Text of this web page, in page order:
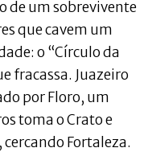
de um sobrevivente
que cavem um
o “Círculo da
fracassa. Juazeiro
por Floro, um
toma o Crato e
Fortaleza.